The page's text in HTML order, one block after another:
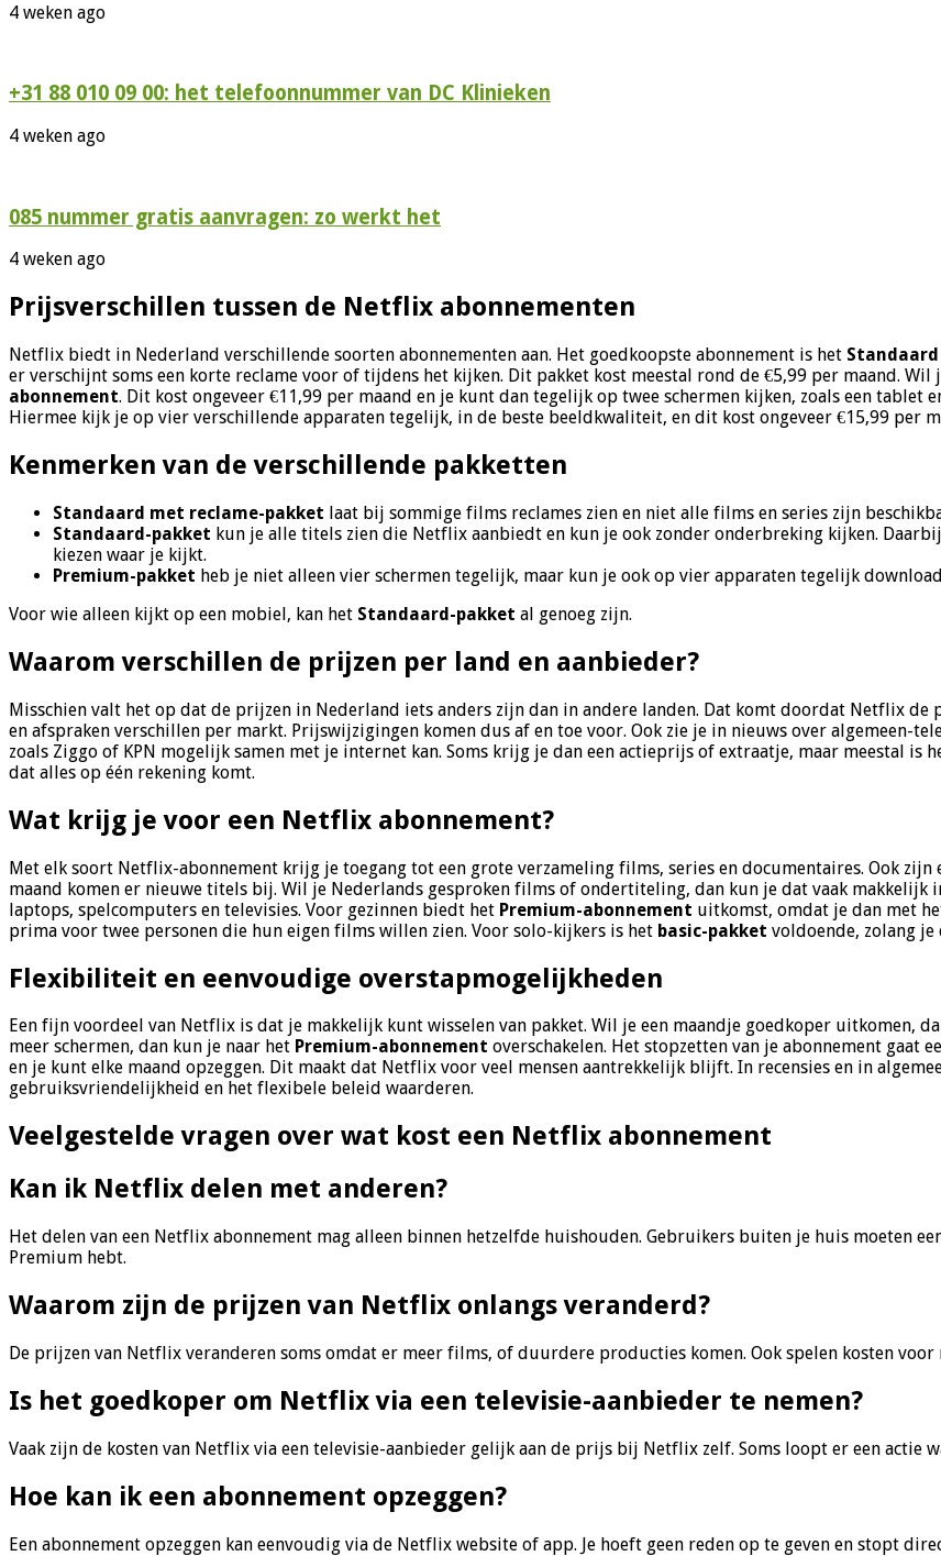
4 weken ago
+31 88 010 09 00: het telefoonnummer van DC Klinieken
4 weken ago
085 nummer gratis aanvragen: zo werkt het
4 weken ago
Prijsverschillen tussen de Netflix abonnementen
Netflix biedt in Nederland verschillende soorten abonnementen aan. Het goedkoopste abonnement is het
er verschijnt soms een korte reclame voor of tijdens het kijken. Dit pakket kost meestal rond de €5,99 per maand. Wil
abonnement. Dit kost ongeveer €11,99 per maand en je kunt dan tegelijk op twee schermen kijken, zoals een tablet
Hiermee kijk je op vier verschillende apparaten tegelijk, in de beste beeldkwaliteit, en dit kost ongeveer €15,99 per
Kenmerken van de verschillende pakketten
Standaard met reclame-pakket laat bij sommige films reclames zien en niet alle films en series zijn
Standaard-pakket kun je alle titels zien die Netflix aanbiedt en kun je ook zonder onderbreking kijken.
kiezen waar je kijkt.
Premium-pakket heb je niet alleen vier schermen tegelijk, maar kun je ook op vier apparaten tegelijk
Voor wie alleen kijkt op een mobiel, kan het Standaard-pakket al genoeg zijn.
Waarom verschillen de prijzen per land en aanbieder?
Misschien valt het op dat de prijzen in Nederland iets anders zijn dan in andere landen. Dat komt doordat Netflix de
en afspraken verschillen per markt. Prijswijzigingen komen dus af en toe voor. Ook zie je in nieuws over algemeen-
zoals Ziggo of KPN mogelijk samen met je internet kan. Soms krijg je dan een actieprijs of extraatje, maar meestal
dat alles op één rekening komt.
Wat krijg je voor een Netflix abonnement?
Met elk soort Netflix-abonnement krijg je toegang tot een grote verzameling films, series en documentaires. Ook
maand komen er nieuwe titels bij. Wil je Nederlands gesproken films of ondertiteling, dan kun je dat vaak makkelijk
laptops, spelcomputers en televisies. Voor gezinnen biedt het Premium-abonnement uitkomst, omdat je dan met
prima voor twee personen die hun eigen films willen zien. Voor solo-kijkers is het basic-pakket voldoende, zolang
Flexibiliteit en eenvoudige overstapmogelijkheden
Een fijn voordeel van Netflix is dat je makkelijk kunt wisselen van pakket. Wil je een maandje goedkoper uitkomen,
meer schermen, dan kun je naar het Premium-abonnement overschakelen. Het stopzetten van je abonnement gaat
en je kunt elke maand opzeggen. Dit maakt dat Netflix voor veel mensen aantrekkelijk blijft. In recensies en in
gebruiksvriendelijkheid en het flexibele beleid waarderen.
Veelgestelde vragen over wat kost een Netflix abonnement
Kan ik Netflix delen met anderen?
Het delen van een Netflix abonnement mag alleen binnen hetzelfde huishouden. Gebruikers buiten je huis moeten
Premium hebt.
Waarom zijn de prijzen van Netflix onlangs veranderd?
De prijzen van Netflix veranderen soms omdat er meer films, of duurdere producties komen. Ook spelen kosten
Is het goedkoper om Netflix via een televisie-aanbieder te nemen?
Vaak zijn de kosten van Netflix via een televisie-aanbieder gelijk aan de prijs bij Netflix zelf. Soms loopt er een
Hoe kan ik een abonnement opzeggen?
Een abonnement opzeggen kan eenvoudig via de Netflix website of app. Je hoeft geen reden op te geven en stopt